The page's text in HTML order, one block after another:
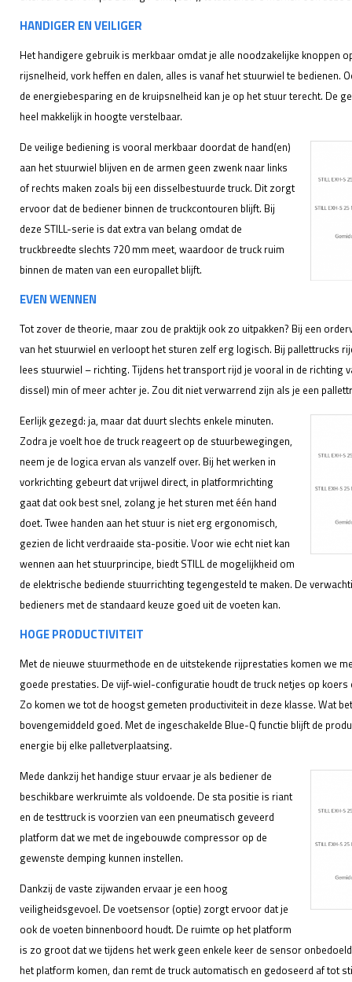
HANDIGER EN VEILIGER
Het handigere gebruik is merkbaar omdat je alle noodzakelijke knoppen
rijsnelheid, vork heffen en dalen, alles is vanaf het stuurwiel te bedienen.
de energiebesparing en de kruipsnelheid kan je op het stuur terecht. De
heel makkelijk in hoogte verstelbaar.
De veilige bediening is vooral merkbaar doordat de hand(en)
aan het stuurwiel blijven en de armen geen zwenk naar links
of rechts maken zoals bij een disselbestuurde truck. Dit zorgt
ervoor dat de bediener binnen de truckcontouren blijft. Bij
deze STILL-serie is dat extra van belang omdat de
truckbreedte slechts 720 mm meet, waardoor de truck ruim
binnen de maten van een europallet blijft.
EVEN WENNEN
Tot zover de theorie, maar zou de praktijk ook zo uitpakken? Bij een
van het stuurwiel en verloopt het sturen zelf erg logisch. Bij pallettrucks
lees stuurwiel – richting. Tijdens het transport rijd je vooral in de richting
dissel) min of meer achter je. Zou dit niet verwarrend zijn als je een
Eerlijk gezegd: ja, maar dat duurt slechts enkele minuten.
Zodra je voelt hoe de truck reageert op de stuurbewegingen,
neem je de logica ervan als vanzelf over. Bij het werken in
vorkrichting gebeurt dat vrijwel direct, in platformrichting
gaat dat ook best snel, zolang je het sturen met één hand
doet. Twee handen aan het stuur is niet erg ergonomisch,
gezien de licht verdraaide sta-positie. Voor wie echt niet kan
wennen aan het stuurprincipe, biedt STILL de mogelijkheid om
de elektrische bediende stuurrichting tegengesteld te maken. De
bedieners met de standaard keuze goed uit de voeten kan.
HOGE PRODUCTIVITEIT
Met de nieuwe stuurmethode en de uitstekende rijprestaties komen we
goede prestaties. De vijf-wiel-configuratie houdt de truck netjes op
Zo komen we tot de hoogst gemeten productiviteit in deze klasse. Wat
bovengemiddeld goed. Met de ingeschakelde Blue-Q functie blijft de
energie bij elke palletverplaatsing.
Mede dankzij het handige stuur ervaar je als bediener de
beschikbare werkruimte als voldoende. De sta positie is riant
en de testtruck is voorzien van een pneumatisch geveerd
platform dat we met de ingebouwde compressor op de
gewenste demping kunnen instellen.
Dankzij de vaste zijwanden ervaar je een hoog
veiligheidsgevoel. De voetsensor (optie) zorgt ervoor dat je
ook de voeten binnenboord houdt. De ruimte op het platform
is zo groot dat we tijdens het werk geen enkele keer de sensor
het platform komen, dan remt de truck automatisch en gedoseerd af tot